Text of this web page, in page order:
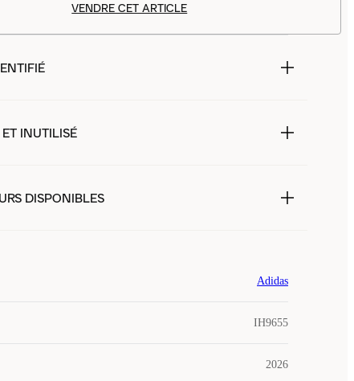
VENDRE CET ARTICLE
INUTILISÉ
DISPONIBLES
Adidas
IH9655
2026